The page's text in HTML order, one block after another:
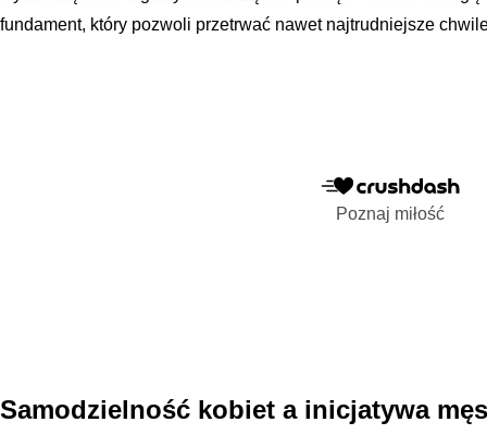
fundament, który pozwoli przetrwać nawet najtrudniejsze
Poznaj miłość
Samodzielność kobiet a inicjatywa